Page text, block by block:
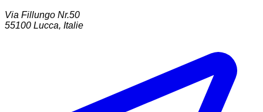
Via Fillungo Nr.50
55100 Lucca, Italie